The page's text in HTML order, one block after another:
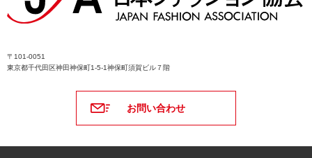
〒101-0051
東京都千代田区神田神保町1-5-1神保町須賀ビル７階
お問い合わせ